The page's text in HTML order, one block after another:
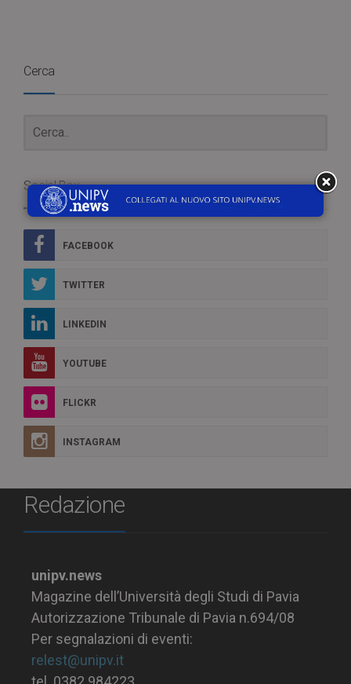
Cerca
Social Box
FACEBOOK
TWITTER
LINKEDIN
YOUTUBE
FLICKR
INSTAGRAM
Redazione
unipv.news
Magazine dell’Università degli Studi di Pavia
Autorizzazione Tribunale di Pavia n.694/08
Per segnalazioni di eventi:
relest@unipv.it